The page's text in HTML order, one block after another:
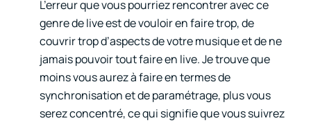
L’erreur que vous pourriez rencontrer avec ce
genre de live est de vouloir en faire trop, de
couvrir trop d’aspects de votre musique et de ne
jamais pouvoir tout faire en live. Je trouve que
moins vous aurez à faire en termes de
synchronisation et de paramétrage, plus vous
serez concentré, ce qui signifie que vous suivrez